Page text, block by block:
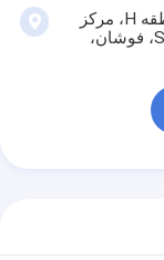
NO.13-17 طبقه سوم، ساختمان اداری 2، منطقه H، مرکز
تجارت فلز لیوان، شهر چنچون، منطقه Shunde، فوشان،